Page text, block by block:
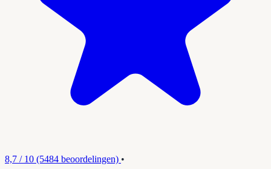
8,7 / 10 (5484 beoordelingen) •